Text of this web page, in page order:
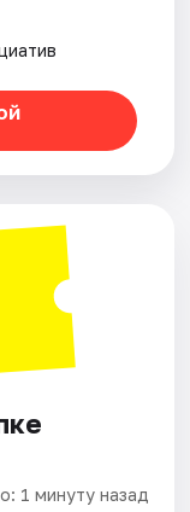
1 минуту назад